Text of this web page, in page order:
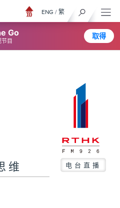
Go
目
取得
ENG / 繁
维 电台直播